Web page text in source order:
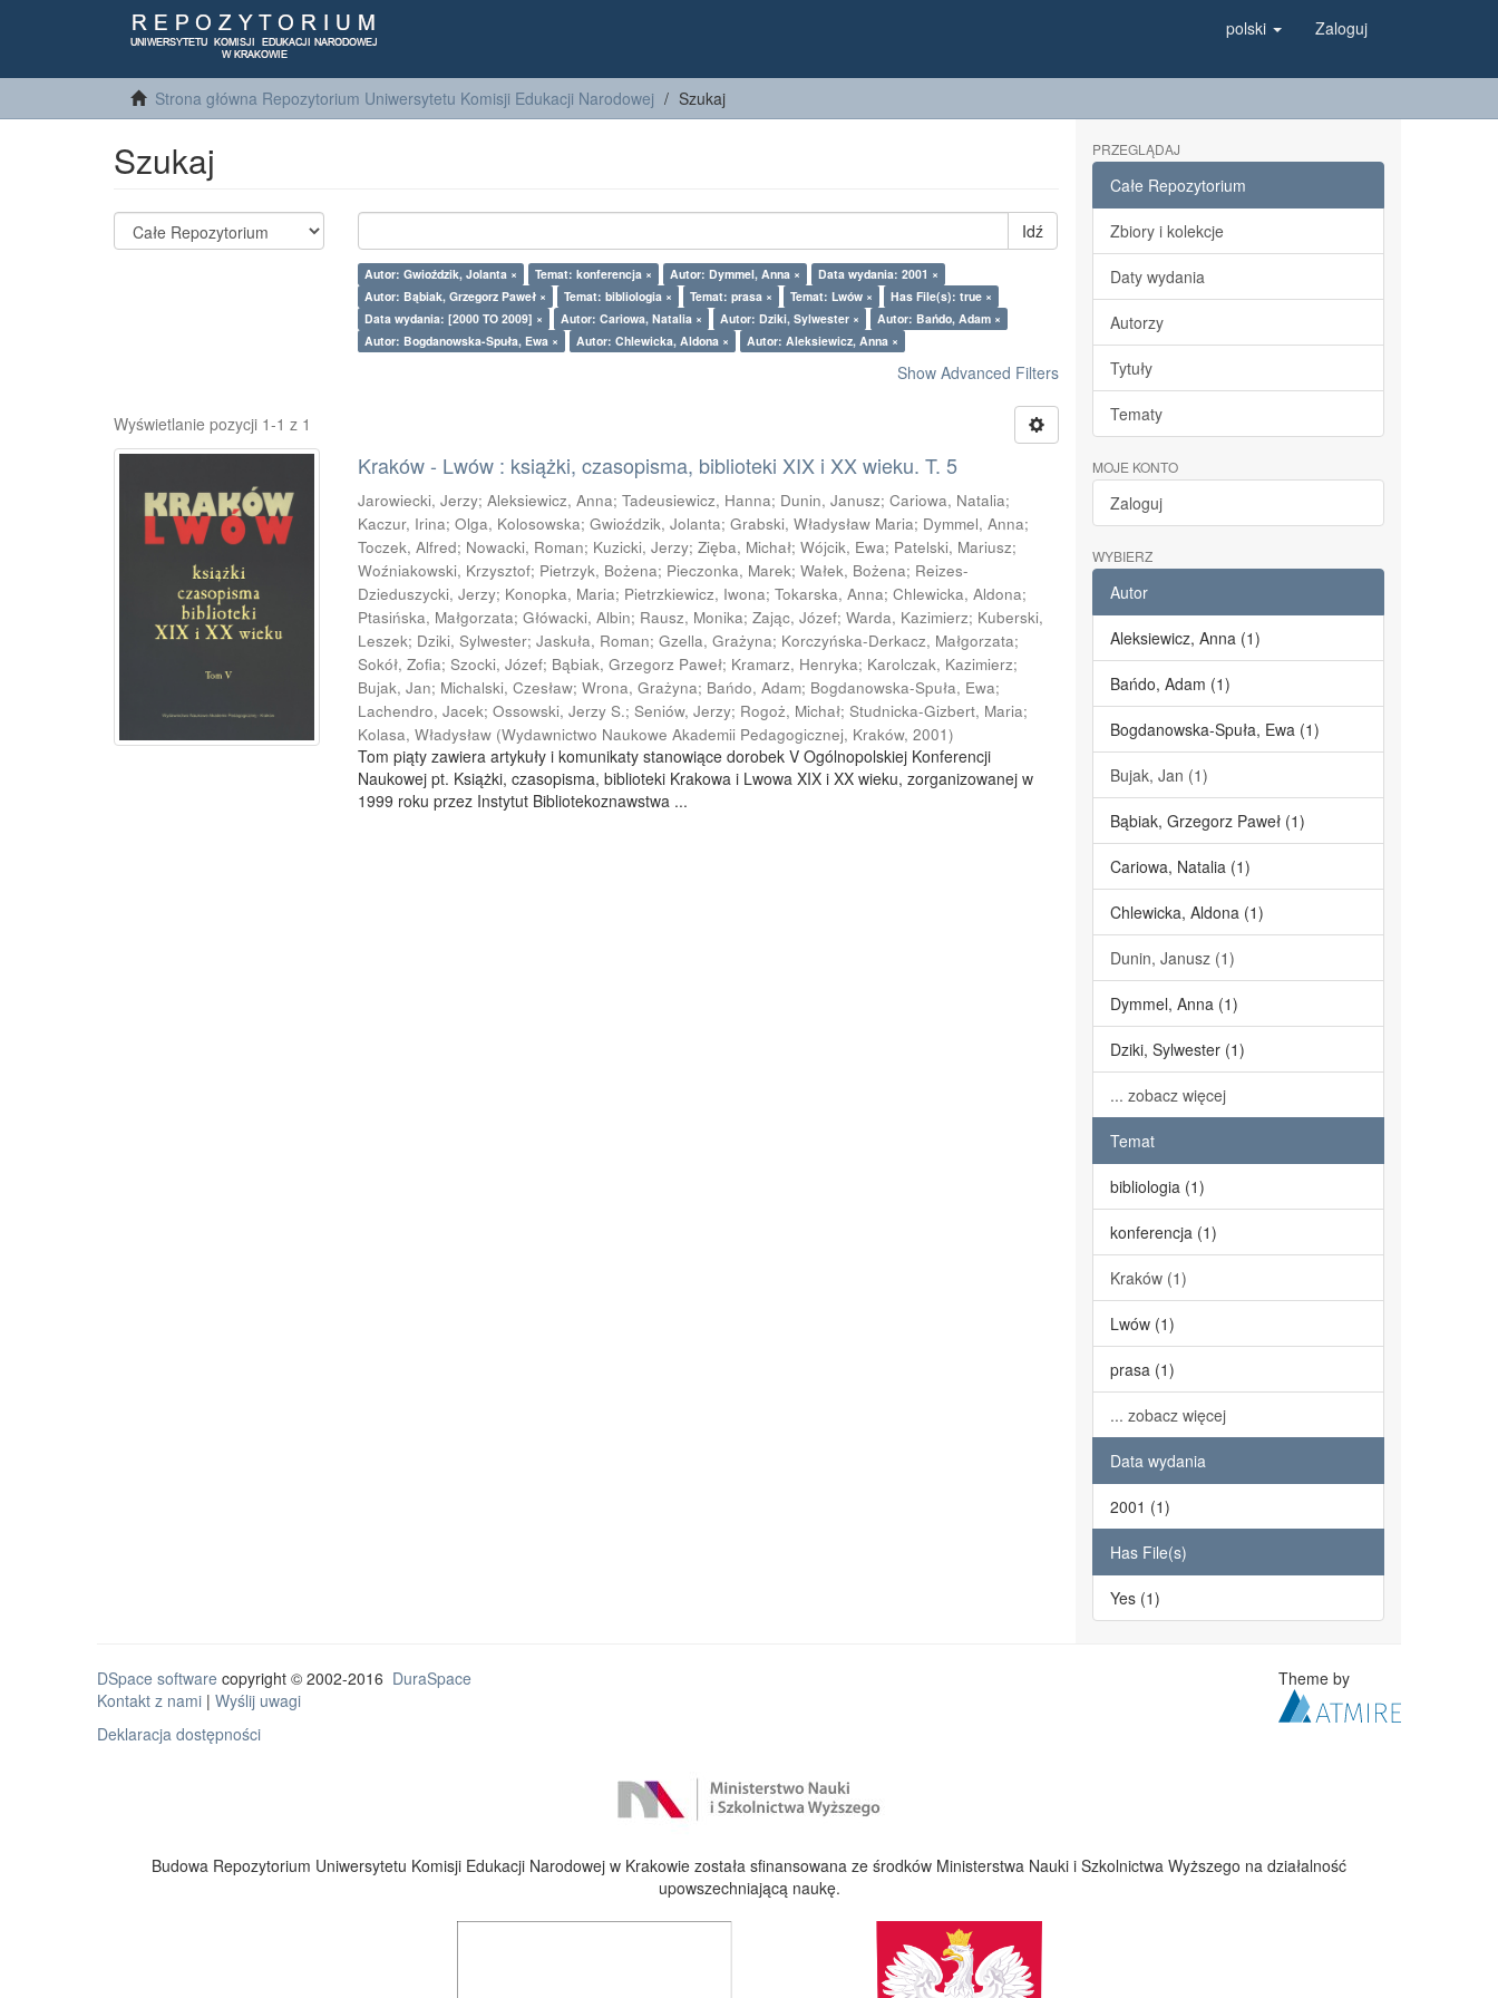
polski Zaloguj
Strona główna Repozytorium Uniwersytetu Komisji Edukacji Narodowej Szukaj
Szukaj
Idź
Autor: Gwioździk, Jolanta × Temat: konferencja × Autor: Dymmel, Anna ×
Data wydania: 2001 ×
Autor: Bąbiak, Grzegorz Paweł ×
Temat: bibliologia × Temat: prasa × Temat: Lwów ×
Has File(s): true ×
Data wydania: [2000 TO 2009] ×
Autor: Cariowa, Natalia × Autor: Dziki, Sylwester ×
Autor: Bańdo, Adam ×
Autor: Bogdanowska-Spuła, Ewa ×
Autor: Chlewicka, Aldona × Autor: Aleksiewicz, Anna ×
Show Advanced Filters
Wyświetlanie pozycji 1-1 z 1
Kraków - Lwów : książki, czasopisma, biblioteki XIX i XX wieku. T. 5
Jarowiecki, Jerzy;Aleksiewicz, Anna;Tadeusiewicz, Hanna; Dunin, Janusz;Cariowa, Natalia;
Kaczur, Irina;Olga, Kolosowska;Gwioździk, Jolanta;Grabski, Władysław Maria; Dymmel, Anna;
Toczek, Alfred; Nowacki, Roman; Kuzicki, Jerzy;Zięba, Michał;Wójcik, Ewa; Patelski, Mariusz;
Woźniakowski, Krzysztof; Pietrzyk, Bożena; Pieczonka, Marek;Wałek, Bożena; Reizes-
Dzieduszycki, Jerzy; Konopka, Maria; Pietrzkiewicz, Iwona;Tokarska, Anna;Chlewicka, Aldona;
Ptasińska, Małgorzata;Główacki, Albin; Rausz, Monika;Zając, Józef;Warda, Kazimierz; Kuberski,
Leszek; Dziki, Sylwester;Jaskuła, Roman;Gzella, Grażyna; Korczyńska-Derkacz, Małgorzata;
Sokół, Zofia;Szocki, Józef; Bąbiak, Grzegorz Paweł; Kramarz, Henryka; Karolczak, Kazimierz;
Bujak, Jan; Michalski, Czesław;Wrona, Grażyna; Bańdo, Adam; Bogdanowska-Spuła, Ewa;
Lachendro, Jacek;Ossowski, Jerzy S.;Seniów, Jerzy; Rogoż, Michał;Studnicka-Gizbert, Maria;
Kolasa, Władysław (Wydawnictwo Naukowe Akademii Pedagogicznej, Kraków,2001)
Tom piąty zawiera artykuły i komunikaty stanowiące dorobek V Ogólnopolskiej Konferencji
Naukowej pt. Książki, czasopisma, biblioteki Krakowa i Lwowa XIX i XX wieku, zorganizowanej w
1999 roku przez Instytut Bibliotekoznawstwa ...
PRZEGLĄDAJ
Całe Repozytorium
Zbiory i kolekcje
Daty wydania
Autorzy
Tytuły
Tematy
MOJE KONTO
Zaloguj
WYBIERZ
Autor
Aleksiewicz, Anna (1)
Bańdo, Adam (1)
Bogdanowska-Spuła, Ewa (1)
Bujak, Jan (1)
Bąbiak, Grzegorz Paweł (1)
Cariowa, Natalia (1)
Chlewicka, Aldona (1)
Dunin, Janusz (1)
Dymmel, Anna (1)
Dziki, Sylwester (1)
... zobacz więcej
Temat
bibliologia (1)
konferencja (1)
Kraków (1)
Lwów (1)
prasa (1)
... zobacz więcej
Data wydania
2001 (1)
Has File(s)
Yes (1)
DSpace software copyright © 2002-2016 DuraSpace
Kontakt z nami | Wyślij uwagi
Deklaracja dostępności
Theme by
Budowa Repozytorium Uniwersytetu Komisji Edukacji Narodowej w Krakowie została sfinansowana ze środków Ministerstwa Nauki i Szkolnictwa Wyższego na działalność
upowszechniającą naukę.